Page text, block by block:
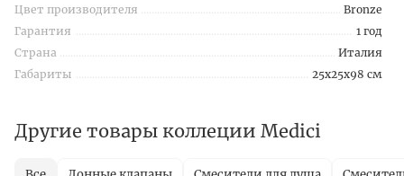
Цвет производителя
Bronze
Гарантия
1 год
Страна
Италия
Габариты
25x25x98 см
Другие товары коллеции Medici